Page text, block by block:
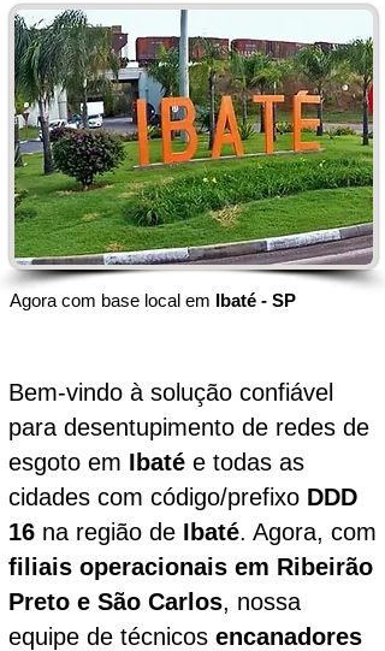
Agora com base local em Ibaté - SP
Bem-vindo à solução confiável
para desentupimento de redes de
esgoto em Ibaté e todas as
cidades com código/prefixo DDD
16 na região de Ibaté. Agora, com
filiais operacionais em Ribeirão
Preto e São Carlos, nossa
equipe de técnicos encanadores